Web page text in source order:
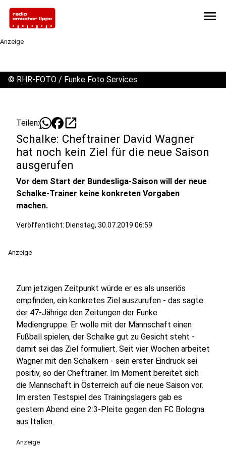
menu
Anzeige
© RHR-FOTO / Funke Foto Services
Teilen: open_in_new
Schalke: Cheftrainer David Wagner
hat noch kein Ziel für die neue Saison
ausgerufen
Vor dem Start der Bundesliga-Saison will der neue
Schalke-Trainer keine konkreten Vorgaben
machen.
Veröffentlicht: Dienstag, 30.07.2019 06:59
Anzeige
Zum jetzigen Zeitpunkt würde er es als unseriös
empfinden, ein konkretes Ziel auszurufen - das sagte
der 47-Jährige den Zeitungen der Funke
Mediengruppe. Er wolle mit der Mannschaft einen
Fußball spielen, der Schalke gut zu Gesicht steht -
damit sei das Ziel formuliert. Seit vier Wochen arbeitet
Wagner mit den Schalkern - sein erster Eindruck sei
positiv, so der Cheftrainer. Im Moment bereitet sich
die Mannschaft in Österreich auf die neue Saison vor.
Im ersten Testspiel des Trainingslagers gab es
gestern Abend eine 2:3-Pleite gegen den FC Bologna
aus Italien.
Anzeige